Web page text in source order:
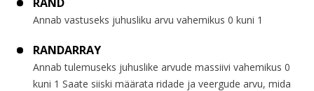
Annab vastuseks juhusliku arvu vahemikus 0 kuni 1
RANDARRAY
Annab tulemuseks juhuslike arvude massiivi vahemikus 0
kuni 1 Saate siiski määrata ridade ja veergude arvu, mida